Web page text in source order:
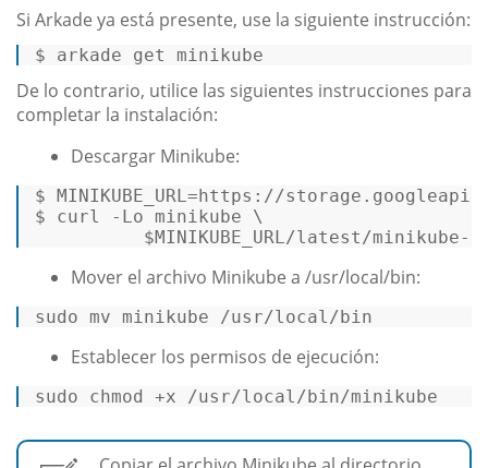
Si Arkade ya está presente, use la siguiente instrucción:
$ arkade get minikube
De lo contrario, utilice las siguientes instrucciones para
completar la instalación:
Descargar Minikube:
$ MINIKUBE_URL=https://
$ curl -Lo minikube \
$MINIKUBE_URL/latest/minikube-
Mover el archivo Minikube a /usr/local/bin:
sudo mv minikube /usr/local/bin
Establecer los permisos de ejecución:
sudo chmod +x /usr/local/bin/minikube